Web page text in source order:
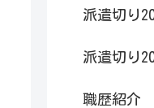
派遣切り
派遣切り
職歴紹介